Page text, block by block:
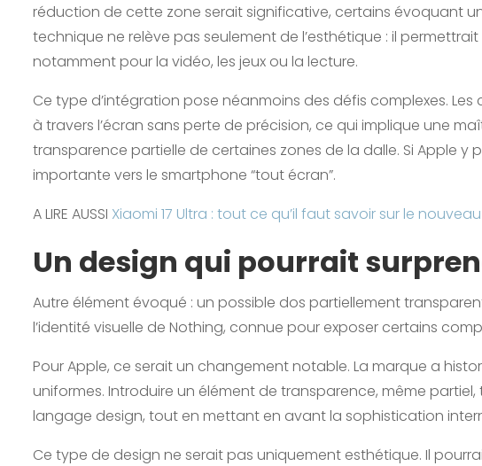
réduction de cette zone serait significative, certains évoquant
technique ne relève pas seulement de l’esthétique : il
notamment pour la vidéo, les jeux ou la lecture.
Ce type d’intégration pose néanmoins des défis complexes.
à travers l’écran sans perte de précision, ce qui implique une
transparence partielle de certaines zones de la dalle. Si Apple y
importante vers le smartphone “tout écran”.
A LIRE AUSSI Xiaomi 17 Ultra : tout ce qu’il faut savoir sur le
Un design qui pourrait
Autre élément évoqué : un possible dos partiellement
l’identité visuelle de Nothing, connue pour exposer certains
Pour Apple, ce serait un changement notable. La marque a
uniformes. Introduire un élément de transparence, même
langage design, tout en mettant en avant la sophistication
Ce type de design ne serait pas uniquement esthétique. Il